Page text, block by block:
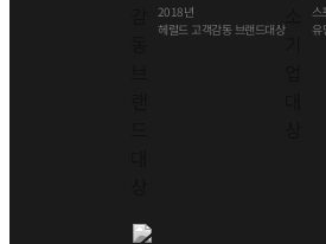
2018년
헤럴드 고객감동브랜드대상
스
유